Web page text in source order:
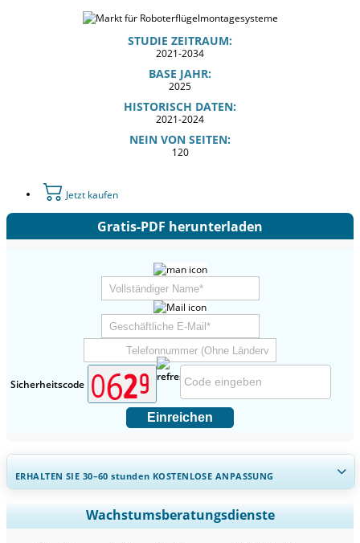
STUDIE ZEITRAUM:
2021-2034
BASE JAHR:
2025
HISTORISCH DATEN:
2021-2024
NEIN VON SEITEN:
120
Jetzt kaufen
Gratis-PDF herunterladen
Sicherheitscode
Einreichen
ERHALTEN SIE 30–60stunden KOSTENLOSE ANPASSUNG
Regionale und länderspezifische Abdeckung erweitern,
Segmentanalyse, Unternehmensprofile, Wettbewerbs-
Wachstumsberatungsdienste